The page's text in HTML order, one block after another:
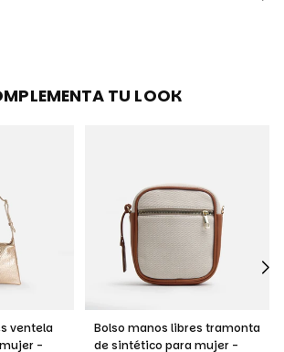
TU LOOK
ventela
-
Bolso manos libres tramonta
de sintético para mujer -